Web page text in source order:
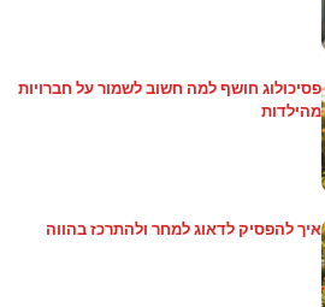
פסיכולוג חושף למה חשוב לשמור על חברויות
מהילדות
איך להפסיק לדאוג למחר ולהתרכז בהווה